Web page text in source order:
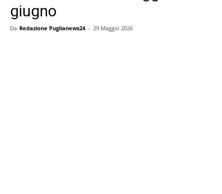
giugno
Da Redazione Puglianews24 - 29 Maggio 2026